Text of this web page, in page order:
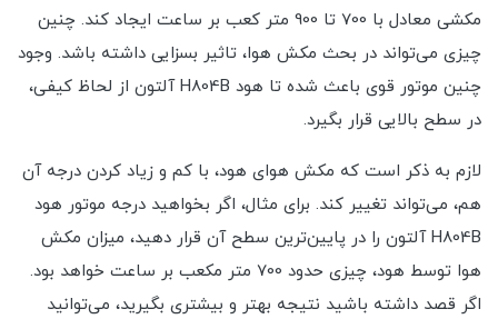
مکشی معادل با 700 تا 900 متر کعب بر ساعت ایجاد کند. چنین
چیزی می‌تواند در بحث مکش هوا، تاثیر بسزایی داشته باشد. وجود
چنین موتور قوی باعث شده تا هود H804B آلتون از لحاظ کیفی،
در سطح بالایی قرار بگیرد.
لازم به ذکر است که مکش هوای هود، با کم و زیاد کردن درجه آن
هم، می‌تواند تغییر کند. برای مثال، اگر بخواهید درجه موتور هود
H804B آلتون را در پایین‌ترین سطح آن قرار دهید، میزان مکش
هوا توسط هود، چیزی حدود 700 متر مکعب بر ساعت خواهد بود.
اگر قصد داشته باشید نتیجه بهتر و بیشتری بگیرید، می‌توانید